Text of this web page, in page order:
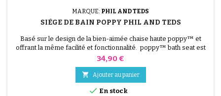
MARQUE: PHIL AND TEDS
SIÈGE DE BAIN POPPY PHIL AND TEDS
Basé sur le design de la bien-aimée chaise haute poppy™ et
offrant la même facilité et fonctionnalité. poppy™ bath seat est
notre solution tout-en-un pour les petits bobos ! Pas besoin
est prêt à go dès sa sortie de la boîte - aucun assemblage requis
!
Prix
34,90 €
 Ajouter au panier
 En stock